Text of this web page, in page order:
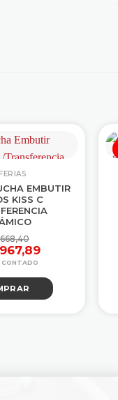
EMBUTIR
KISS C
precio
original
precio
actual